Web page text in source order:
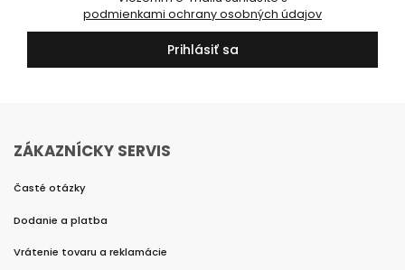
podmienkami ochrany osobných údajov
Prihlásiť sa
ZÁKAZNÍCKY SERVIS
Časté otázky
Dodanie a platba
Vrátenie tovaru a reklamácie